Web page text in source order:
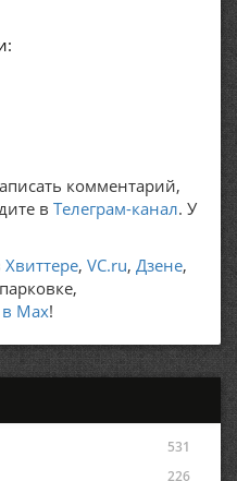
комментарий,
в Телеграм-канал. У
Хвиттере, VC.ru, Дзене,
Max!
531
226